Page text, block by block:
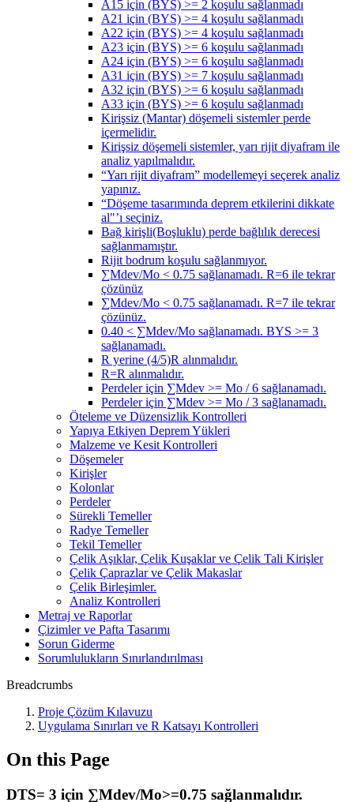
A15 için (BYS) >= 2 koşulu sağlanmadı
A21 için (BYS) >= 4 koşulu sağlanmadı
A22 için (BYS) >= 4 koşulu sağlanmadı
A23 için (BYS) >= 6 koşulu sağlanmadı
A24 için (BYS) >= 6 koşulu sağlanmadı
A31 için (BYS) >= 7 koşulu sağlanmadı
A32 için (BYS) >= 6 koşulu sağlanmadı
A33 için (BYS) >= 6 koşulu sağlanmadı
Kirişsiz (Mantar) döşemeli sistemler perde
içermelidir.
Kirişsiz döşemeli sistemler, yarı rijit diyafram ile
analiz yapılmalıdır.
“Yarı rijit diyafram” modellemeyi seçerek analiz
yapınız.
“Döşeme tasarımında deprem etkilerini dikkate
al"’ı seçiniz.
Bağ kirişli(Boşluklu) perde bağlılık derecesi
sağlanmamıştır.
Rijit bodrum koşulu sağlanmıyor.
∑Mdev/Mo < 0.75 sağlanamadı. R=6 ile tekrar
çözünüz
∑Mdev/Mo < 0.75 sağlanamadı. R=7 ile tekrar
çözünüz.
0.40 < ∑Mdev/Mo sağlanamadı. BYS >= 3
sağlanamadı.
R yerine (4/5)R alınmalıdır.
R=R alınmalıdır.
Perdeler için ∑Mdev >= Mo / 6 sağlanamadı.
Perdeler için ∑Mdev >= Mo / 3 sağlanamadı.
Öteleme ve Düzensizlik Kontrolleri
Yapıya Etkiyen Deprem Yükleri
Malzeme ve Kesit Kontrolleri
Döşemeler
Kirişler
Kolonlar
Perdeler
Sürekli Temeller
Radye Temeller
Tekil Temeller
Çelik Aşıklar, Çelik Kuşaklar ve Çelik Tali Kirişler
Çelik Çaprazlar ve Çelik Makaslar
Çelik Birleşimler.
Analiz Kontrolleri
Metraj ve Raporlar
Çizimler ve Pafta Tasarımı
Sorun Giderme
Sorumlulukların Sınırlandırılması
Breadcrumbs
Proje Çözüm Kılavuzu
Uygulama Sınırları ve R Katsayı Kontrolleri
On this Page
DTS= 3 için ∑Mdev/Mo>=0.75 sağlanmalıdır.